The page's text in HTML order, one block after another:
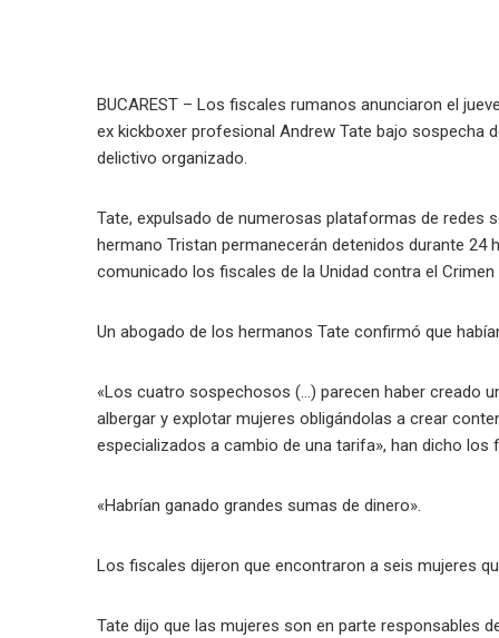
BUCAREST – Los fiscales rumanos anunciaron el
ex kickboxer profesional Andrew Tate bajo sospecha
delictivo organizado.
Tate, expulsado de numerosas plataformas de
hermano Tristan permanecerán detenidos durante
comunicado los fiscales de la Unidad contra el
Un abogado de los hermanos Tate confirmó que
«Los cuatro sospechosos (…) parecen haber creado
albergar y explotar mujeres obligándolas a crear
especializados a cambio de una tarifa», han dicho los
«Habrían ganado grandes sumas de dinero».
Los fiscales dijeron que encontraron a seis mujeres
Tate dijo que las mujeres son en parte responsables